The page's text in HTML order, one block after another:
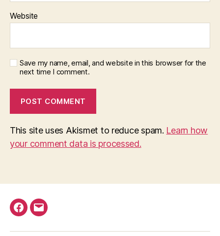
Website
Save my name, email, and website in this browser for the
next time I comment.
This site uses Akismet to reduce spam. Learn how
your comment data is processed.
Facebook
E-